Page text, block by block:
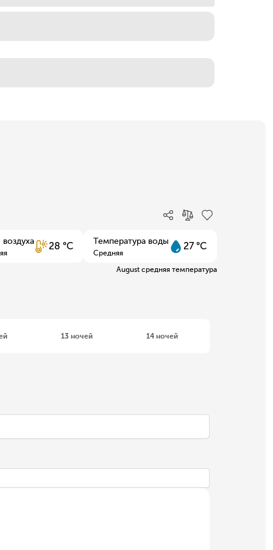
28 °C Температура воды
Средняя
27 °C
August средняя температура
13 ночей 14 ночей